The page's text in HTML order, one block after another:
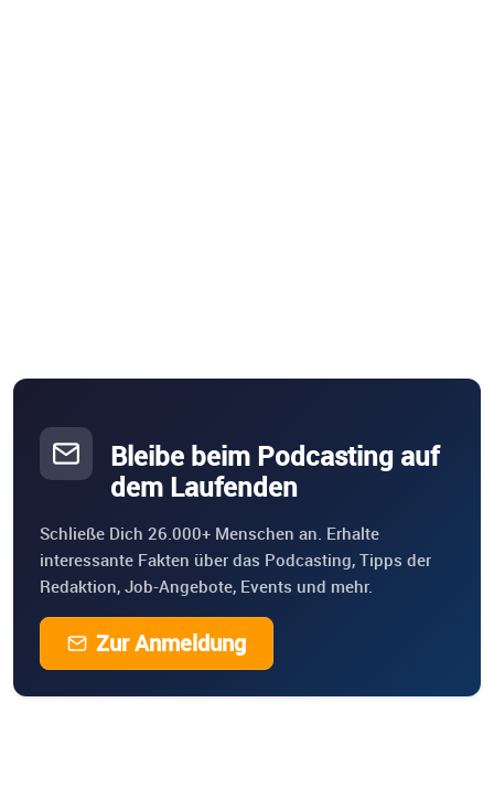
Bleibe beim Podcasting auf
dem Laufenden
Schließe Dich 26.000+ Menschen an. Erhalte
interessante Fakten über das Podcasting, Tipps der
Redaktion, Job-Angebote, Events und mehr.
Zur Anmeldung